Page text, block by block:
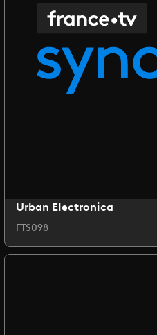
Urban Electronica
FTS098